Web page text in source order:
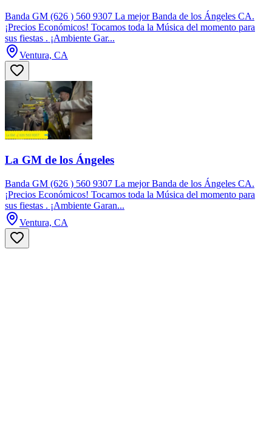
Banda GM (626 ) 560 9307 La mejor Banda de los Ángeles CA.
¡Precios Económicos! Tocamos toda la Música del momento para
sus fiestas . ¡Ambiente Gar...
Ventura, CA
La GM de los Ángeles
Banda GM (626 ) 560 9307 La mejor Banda de los Ángeles CA.
¡Precios Económicos! Tocamos toda la Música del momento para
sus fiestas . ¡Ambiente Garan...
Ventura, CA